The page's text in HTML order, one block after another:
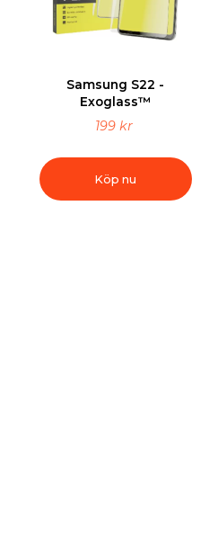
Samsung S22 -
Exoglass™
199 kr
Köp nu